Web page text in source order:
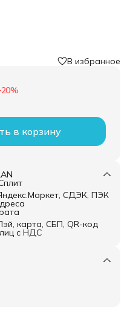
В избранное
20%
в корзину
СДЭК, ПЭК
карта, СБП, QR-код
с НДС